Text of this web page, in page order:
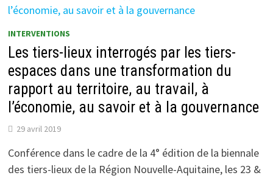
DE
D’ÉDUCATION
POPULAIRE
INTERVENTIONS
Les tiers-lieux interrogés par les tiers-
espaces dans une transformation du
rapport au territoire, au travail, à
l’économie, au savoir et à la gouvernance
29 avril 2019
Conférence dans le cadre de la 4° édition de la biennale
des tiers-lieux de la Région Nouvelle-Aquitaine, les 23 &